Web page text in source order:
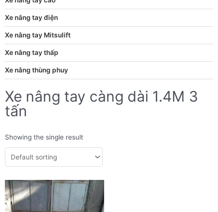
Xe nâng tay điện
Xe nâng tay Mitsulift
Xe nâng tay thấp
Xe nâng thùng phuy
Xe nâng tay càng dài 1.4M 3
tấn
Showing the single result